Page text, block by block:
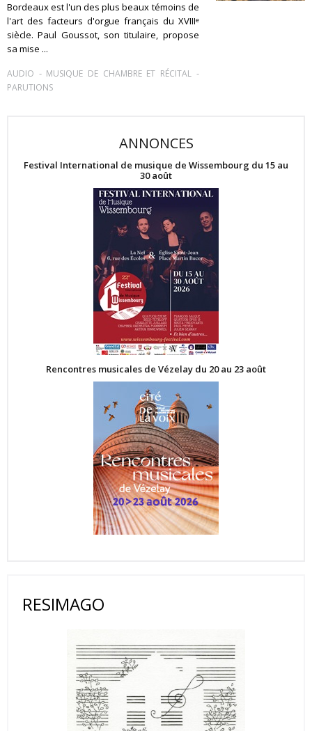
Bordeaux est l'un des plus beaux témoins de
l'art des facteurs d'orgue français du XVIIIᵉ
siècle. Paul Goussot, son titulaire, propose
sa mise ...
AUDIO - MUSIQUE DE CHAMBRE ET RÉCITAL-
PARUTIONS
ANNONCES
Festival International de musique de Wissembourg du 15 au
30 août
Rencontres musicales de Vézelay du 20 au 23 août
RESIMAGO